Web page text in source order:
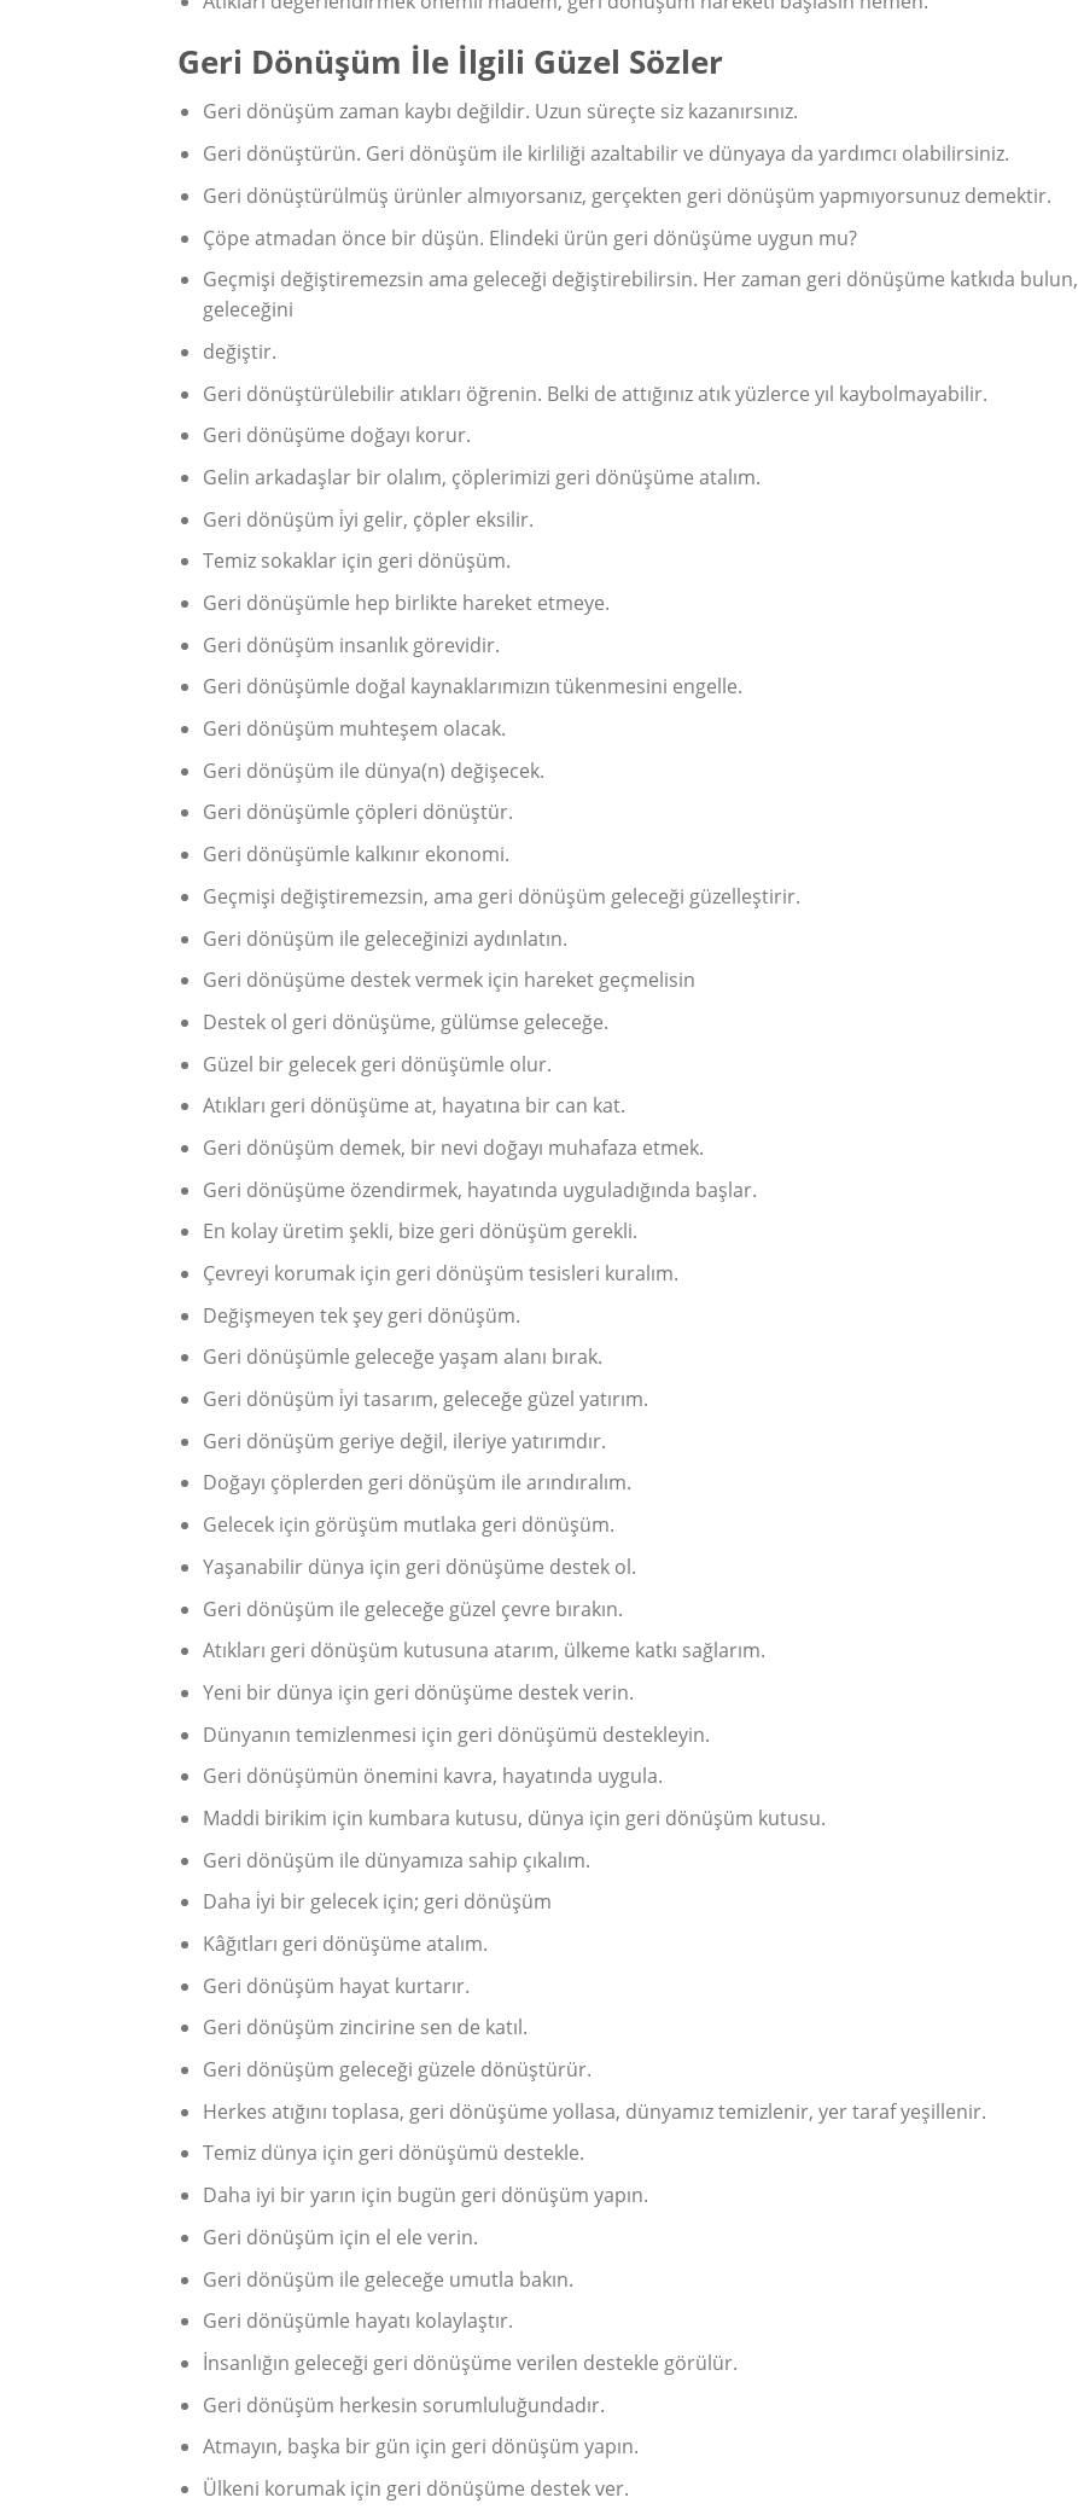
Geri Dönüşüm İle İlgili Güzel Sözler
Geri dönüşüm zaman kaybı değildir. Uzun süreçte siz kazanırsınız.
Geri dönüştürün. Geri dönüşüm ile kirliliği azaltabilir ve dünyaya da yardımcı olabilirsiniz.
Geri dönüştürülmüş ürünler almıyorsanız, gerçekten geri dönüşüm yapmıyorsunuz demektir.
Çöpe atmadan önce bir düşün. Elindeki ürün geri dönüşüme uygun mu?
Geçmişi değiştiremezsin ama geleceği değiştirebilirsin. Her zaman geri dönüşüme katkıda bulun,
geleceğini
değiştir.
Geri dönüştürülebilir atıkları öğrenin. Belki de attığınız atık yüzlerce yıl kaybolmayabilir.
Geri dönüşüme doğayı korur.
Gelin arkadaşlar bir olalım, çöplerimizi geri dönüşüme atalım.
Geri dönüşüm i̇yi gelir, çöpler eksilir.
Temiz sokaklar için geri dönüşüm.
Geri dönüşümle hep birlikte hareket etmeye.
Geri dönüşüm insanlık görevidir.
Geri dönüşümle doğal kaynaklarımızın tükenmesini engelle.
Geri dönüşüm muhteşem olacak.
Geri dönüşüm ile dünya(n) değişecek.
Geri dönüşümle çöpleri dönüştür.
Geri dönüşümle kalkınır ekonomi.
Geçmişi değiştiremezsin, ama geri dönüşüm geleceği güzelleştirir.
Geri dönüşüm ile geleceğinizi aydınlatın.
Geri dönüşüme destek vermek için hareket geçmelisin
Destek ol geri dönüşüme, gülümse geleceğe.
Güzel bir gelecek geri dönüşümle olur.
Atıkları geri dönüşüme at, hayatına bir can kat.
Geri dönüşüm demek, bir nevi doğayı muhafaza etmek.
Geri dönüşüme özendirmek, hayatında uyguladığında başlar.
En kolay üretim şekli, bize geri dönüşüm gerekli.
Çevreyi korumak için geri dönüşüm tesisleri kuralım.
Değişmeyen tek şey geri dönüşüm.
Geri dönüşümle geleceğe yaşam alanı bırak.
Geri dönüşüm i̇yi tasarım, geleceğe güzel yatırım.
Geri dönüşüm geriye değil, ileriye yatırımdır.
Doğayı çöplerden geri dönüşüm ile arındıralım.
Gelecek için görüşüm mutlaka geri dönüşüm.
Yaşanabilir dünya için geri dönüşüme destek ol.
Geri dönüşüm ile geleceğe güzel çevre bırakın.
Atıkları geri dönüşüm kutusuna atarım, ülkeme katkı sağlarım.
Yeni bir dünya için geri dönüşüme destek verin.
Dünyanın temizlenmesi için geri dönüşümü destekleyin.
Geri dönüşümün önemini kavra, hayatında uygula.
Maddi birikim için kumbara kutusu, dünya için geri dönüşüm kutusu.
Geri dönüşüm ile dünyamıza sahip çıkalım.
Daha i̇yi bir gelecek için; geri dönüşüm
Kâğıtları geri dönüşüme atalım.
Geri dönüşüm hayat kurtarır.
Geri dönüşüm zincirine sen de katıl.
Geri dönüşüm geleceği güzele dönüştürür.
Herkes atığını toplasa, geri dönüşüme yollasa, dünyamız temizlenir, yer taraf yeşillenir.
Temiz dünya için geri dönüşümü destekle.
Daha iyi bir yarın için bugün geri dönüşüm yapın.
Geri dönüşüm için el ele verin.
Geri dönüşüm ile geleceğe umutla bakın.
Geri dönüşümle hayatı kolaylaştır.
İnsanlığın geleceği geri dönüşüme verilen destekle görülür.
Geri dönüşüm herkesin sorumluluğundadır.
Atmayın, başka bir gün için geri dönüşüm yapın.
Ülkeni korumak için geri dönüşüme destek ver.